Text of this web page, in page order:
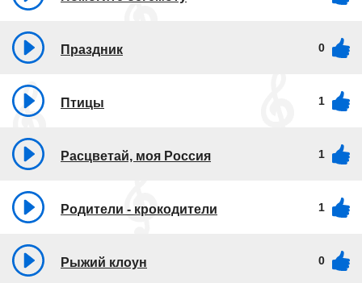
Праздник 0
Птицы 1
Расцветай, моя Россия 1
Родители - крокодители 1
Рыжий клоун 0